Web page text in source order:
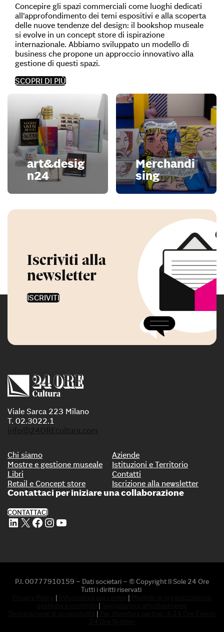
Concepire gli spazi commerciali come luoghi dedicati
all’approfondimento dei temi espositivi e alla scoperta
delle nuove tendenze del design: il bookshop museale
si evolve in un concept store di ispirazione
internazionale. Abbiamo sviluppato un modello di
business che propone un approccio innovativo alla
gestione di questi spazi.
SCOPRI DI PIÙ
art&desig
n24
Merchandi
sing
Iscriviti alla
newsletter
ISCRIVITI
Viale Sarca 223 Milano
T. 02.3022.1
info@24OREcultura.com
Chi siamo
Mostre e gestione museale
Libri
Retail e Concept store
Aziende
Istituzioni e Territorio
Contatti
Iscrizione alla newsletter
Contattaci per iniziare una collaborazione
CONTATTACI
Profilo Linkedin di 24 ORE Cultura Profilo X di 24 ORE Cultura Profilo Facebook di 24 ORE Cultura Profilo Instagram di 24 ORE Cultura Profilo Youtube di 24 ORE Cultura
P.I. 00777910159 – Dati societari – © Copyright Il Sole 24 Ore
Tutti i diritti riservati
| |
|
|